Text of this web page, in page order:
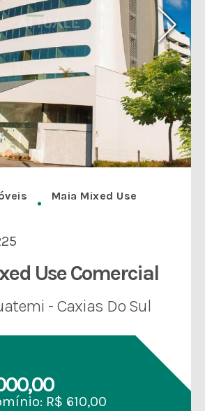
Maia Mixed Use
Use Comercial
- Caxias Do Sul
R$ 610,00